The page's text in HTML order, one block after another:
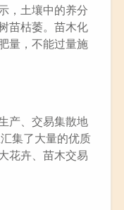
，土壤中的养分
苗枯萎。苗木化
量，不能过量施
产、交易集散地
集了大量的优质
花卉、苗木交易